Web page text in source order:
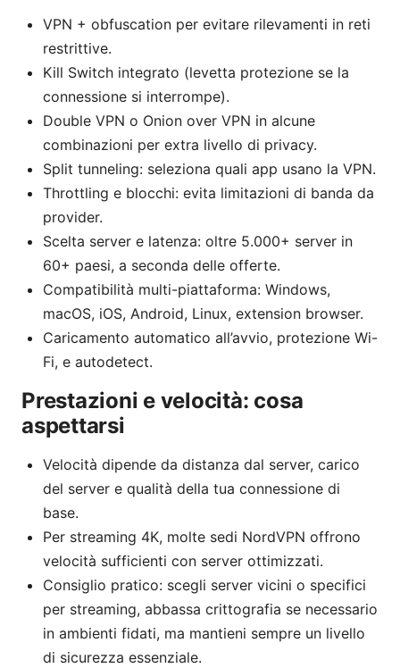
VPN + obfuscation per evitare rilevamenti in reti
restrittive.
Kill Switch integrato (levetta protezione se la
connessione si interrompe).
Double VPN o Onion over VPN in alcune
combinazioni per extra livello di privacy.
Split tunneling: seleziona quali app usano la VPN.
Throttling e blocchi: evita limitazioni di banda da
provider.
Scelta server e latenza: oltre 5.000+ server in
60+ paesi, a seconda delle offerte.
Compatibilità multi-piattaforma: Windows,
macOS, iOS, Android, Linux, extension browser.
Caricamento automatico all’avvio, protezione Wi-
Fi, e autodetect.
Prestazioni e velocità: cosa
aspettarsi
Velocità dipende da distanza dal server, carico
del server e qualità della tua connessione di
base.
Per streaming 4K, molte sedi NordVPN offrono
velocità sufficienti con server ottimizzati.
Consiglio pratico: scegli server vicini o specifici
per streaming, abbassa crittografia se necessario
in ambienti fidati, ma mantieni sempre un livello
di sicurezza essenziale.